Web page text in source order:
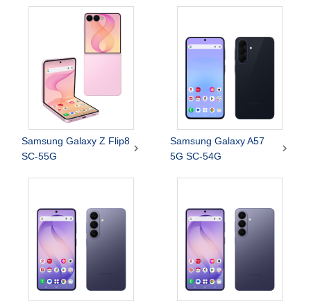
Samsung Galaxy Z Flip8
SC-55G

Samsung Galaxy A57
5G SC-54G
